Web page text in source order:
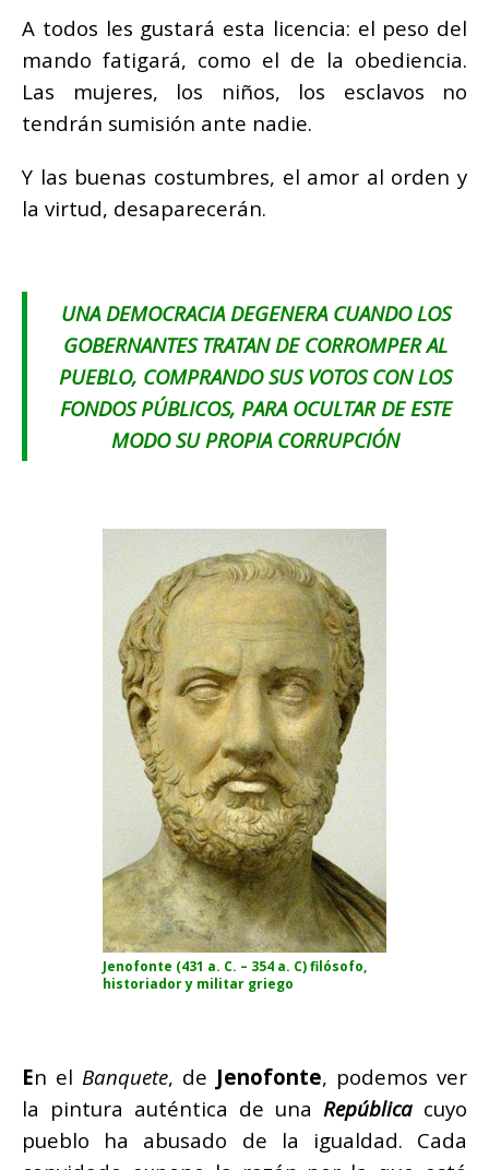
A todos les gustará esta licencia: el peso del
mando fatigará, como el de la obediencia.
Las mujeres, los niños, los esclavos no
tendrán sumisión ante nadie.
Y las buenas costumbres, el amor al orden y
la virtud, desaparecerán.
UNA DEMOCRACIA DEGENERA CUANDO LOS
GOBERNANTES TRATAN DE CORROMPER AL
PUEBLO, COMPRANDO SUS VOTOS CON LOS
FONDOS PÚBLICOS, PARA OCULTAR DE ESTE
MODO SU PROPIA CORRUPCIÓN
Jenofonte (431 a. C. – 354 a. C) filósofo,
historiador y militar griego
En el Banquete, de Jenofonte, podemos ver
la pintura auténtica de una República cuyo
pueblo ha abusado de la igualdad. Cada